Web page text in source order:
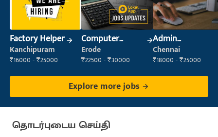
Factory Helper
Kanchipuram
₹16000 - ₹25000
Computer
Operator
Erode
₹22500 - ₹30000
Admin
Supervisor
Chennai
₹18000 - ₹25000
Explore more jobs
தொடர்புடைய செய்தி